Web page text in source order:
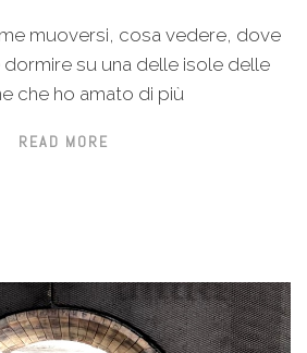
muoversi, cosa vedere, dove
su una delle isole delle
che ho amato di più
READ MORE